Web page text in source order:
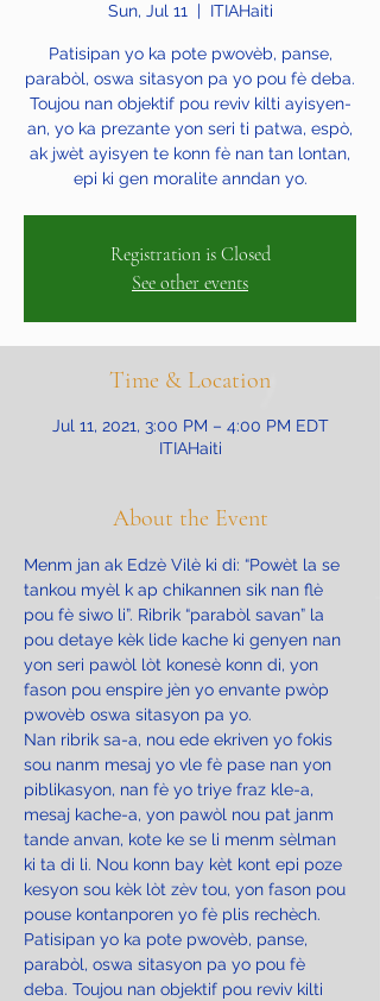
Sun, Jul 11
  |
ITIAHaiti
Patisipan yo ka pote pwovèb, panse,
parabòl, oswa sitasyon pa yo pou fè deba.
Toujou nan objektif pou reviv kilti ayisyen-
an, yo ka prezante yon seri ti patwa, espò,
ak jwèt ayisyen te konn fè nan tan lontan,
epi ki gen moralite anndan yo.
Registration is Closed
See other events
Time & Location
Jul 11, 2021, 3:00 PM – 4:00 PM EDT
ITIAHaiti
About the Event
Menm jan ak Edzè Vilè ki di: “Powèt la se
tankou myèl k ap chikannen sik nan flè
pou fè siwo li”. Ribrik “parabòl savan” la
pou detaye kèk lide kache ki genyen nan
yon seri pawòl lòt konesè konn di, yon
fason pou enspire jèn yo envante pwòp
pwovèb oswa sitasyon pa yo.
Nan ribrik sa-a, nou ede ekriven yo fokis
sou nanm mesaj yo vle fè pase nan yon
piblikasyon, nan fè yo triye fraz kle-a,
mesaj kache-a, yon pawòl nou pat janm
tande anvan, kote ke se li menm sèlman
ki ta di li. Nou konn bay kèt kont epi poze
kesyon sou kèk lòt zèv tou, yon fason pou
pouse kontanporen yo fè plis rechèch.
Patisipan yo ka pote pwovèb, panse,
parabòl, oswa sitasyon pa yo pou fè
deba. Toujou nan objektif pou reviv kilti